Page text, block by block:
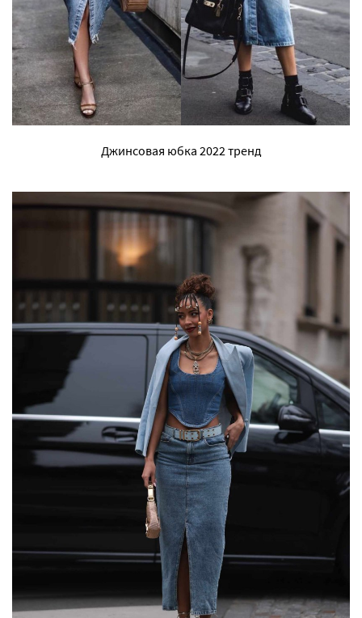
Джинсовая юбка 2022 тренд